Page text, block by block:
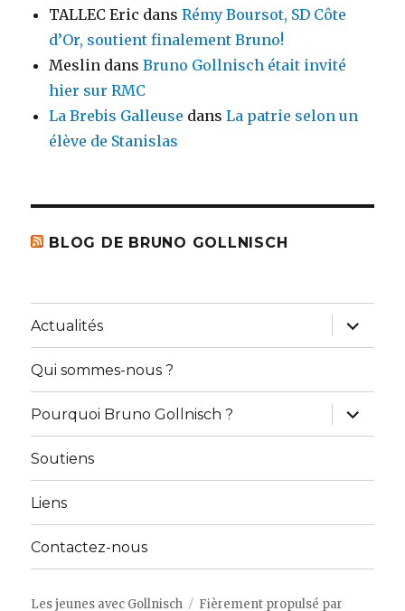
TALLEC Eric dansRémy Boursot, SD Côte
d’Or, soutient finalement Bruno!
Meslin dansBruno Gollnisch était invité
hier sur RMC
La Brebis Galleuse dansLa patrie selon un
élève de Stanislas
BLOG DE BRUNO GOLLNISCH
Actualités
ouvrir
le
sous-
Qui sommes-nous ?
Pourquoi Bruno Gollnisch ?
ouvrir
le
sous-
Soutiens
Liens
Contactez-nous
Les jeunes avec Gollnisch
Fièrement propulsé par